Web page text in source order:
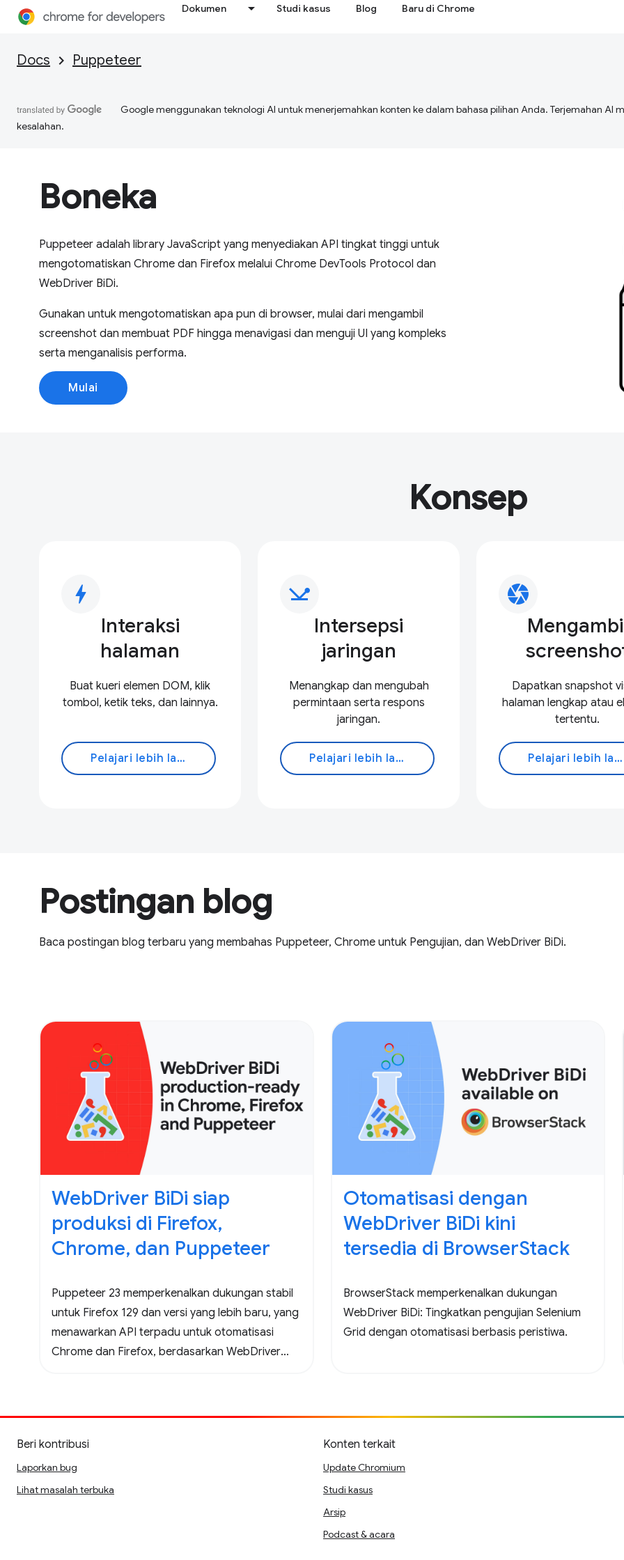
Dokumen Studi kasus Blog Baru di Chrome
Docs Puppeteer
Google menggunakan teknologi AI untuk menerjemahkan konten ke dalam bahasa pilihan Anda. Terjemahan AI
kesalahan.
Boneka
Puppeteer adalah library JavaScript yang menyediakan API tingkat tinggi untuk
mengotomatiskan Chrome dan Firefox melalui Chrome DevTools Protocol dan
WebDriver BiDi.
Gunakan untuk mengotomatiskan apa pun di browser, mulai dari mengambil
screenshot dan membuat PDF hingga menavigasi dan menguji UI yang kompleks
serta menganalisis performa.
Mulai
Konsep
bolt
Interaksi
halaman
Buat kueri elemen DOM, klik
tombol, ketik teks, dan lainnya.
Pelajari lebih lanjut
network_ping
Intersepsi
jaringan
Menangkap dan mengubah
permintaan serta respons
jaringan.
Pelajari lebih lanjut
camera
Dapatkan snapshot
halaman lengkap atau
tertentu.
Pelajari lebih lanjut
Postingan blog
Baca postingan blog terbaru yang membahas Puppeteer, Chrome untuk Pengujian, dan WebDriver BiDi.
WebDriver BiDi siap
produksi di Firefox,
Chrome, dan Puppeteer
Puppeteer 23 memperkenalkan dukungan stabil
untuk Firefox 129 dan versi yang lebih baru, yang
menawarkan API terpadu untuk otomatisasi
Chrome dan Firefox, berdasarkan WebDriver
Otomatisasi dengan
WebDriver BiDi kini
tersedia di BrowserStack
BrowserStack memperkenalkan dukungan
WebDriver BiDi: Tingkatkan pengujian Selenium
Grid dengan otomatisasi berbasis peristiwa.
Beri kontribusi
Laporkan bug
Lihat masalah terbuka
Konten terkait
Update Chromium
Studi kasus
Arsip
Podcast & acara